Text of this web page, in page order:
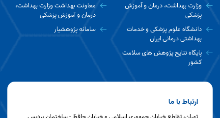
معاون بهداشت دانشگاه ایران در مصاحبه با روابط
عمومی اظهار داشت...
وزارت بهداشت، درمان و آموزش
پزشکی
معاونت بهداشت وزارت بهداشت،
درمان و آموزش پزشکی
دانشگاه علوم پزشکی و خدمات
بهداشتی درمانی ایران
سامانه پژوهشیار
پایگاه نتایج پژوهش های سلامت
کشور
ارتباط با ما